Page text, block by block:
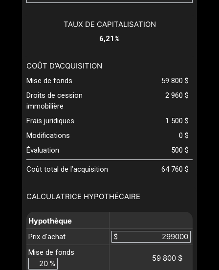
CALCULATRICE HYPOTHÉCAIRE
Hypothèque
Prix d'achat
$
Mise de fonds
%
59 800 $
TAUX DE CAPITALISATION
6,21%
COÛT D’ACQUISITION
Mise de fonds
59 800 $
Droits de cession
immobilière
2 960 $
Frais juridiques
1 500 $
Modifications
0 $
Évaluation
500 $
Coût total de l’acquisition 64 760 $